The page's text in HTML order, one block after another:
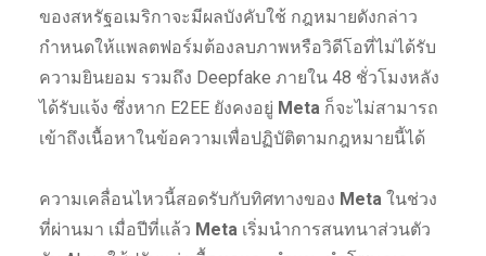
ของสหรัฐอเมริกาจะมีผลบังคับใช้ กฎหมายดังกล่าว
กำหนดให้แพลตฟอร์มต้องลบภาพหรือวิดีโอที่ไม่ได้รับ
ความยินยอม รวมถึง Deepfake ภายใน 48 ชั่วโมงหลัง
ได้รับแจ้ง ซึ่งหาก E2EE ยังคงอยู่ Meta ก็จะไม่สามารถ
เข้าถึงเนื้อหาในข้อความเพื่อปฏิบัติตามกฎหมายนี้ได้
ความเคลื่อนไหวนี้สอดรับกับทิศทางของ Meta ในช่วง
ที่ผ่านมา เมื่อปีที่แล้ว Meta เริ่มนำการสนทนาส่วนตัว